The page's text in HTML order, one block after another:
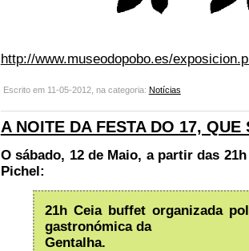
http://www.museodopobo.es/
Escrito em 11-05-2012, na categoria: Notícias
A NOITE DA FESTA DO 17, QUE
O sábado, 12 de Maio, a partir das
Pichel:
21h Ceia buffet organizada
gastronómica da
Gentalha.